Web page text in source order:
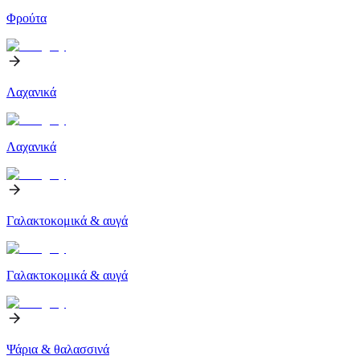
Φρούτα
Λαχανικά
Λαχανικά
Γαλακτοκομικά & αυγά
Γαλακτοκομικά & αυγά
Ψάρια & θαλασσινά